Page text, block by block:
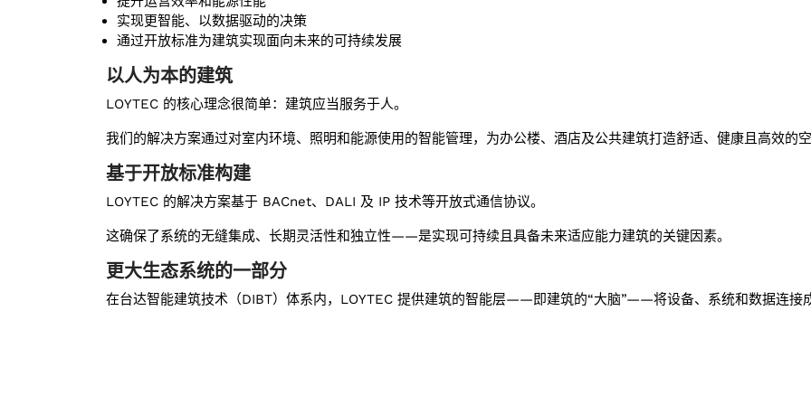
实现更智能、以数据驱动的决策
通过开放标准为建筑实现面向未来的可持续发展
以人为本的建筑
LOYTEC 的核心理念很简单：建筑应当服务于人。
我们的解决方案通过对室内环境、照明和能源使用的智能管理，为办公楼、酒店及公共建筑打造舒适、健康且高效的空
基于开放标准构建
LOYTEC 的解决方案基于 BACnet、DALI 及 IP 技术等开放式通信协议。
这确保了系统的无缝集成、长期灵活性和独立性——是实现可持续且具备未来适应能力建筑的关键因素。
更大生态系统的一部分
在台达智能建筑技术（DIBT）体系内，LOYTEC 提供建筑的智能层——即建筑的“大脑”——将设备、系统和数据连接